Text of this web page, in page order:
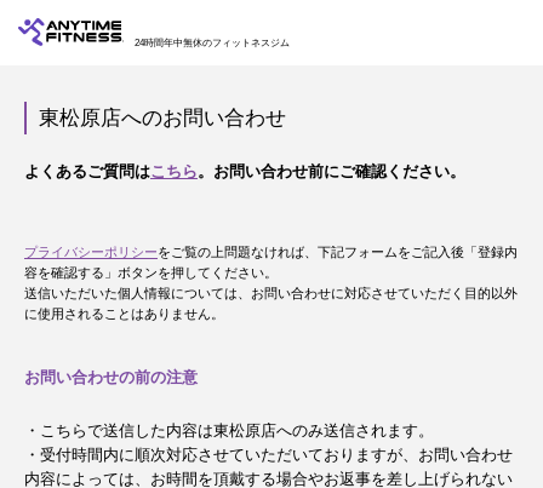
24時間年中無休のフィットネスジム
東松原店へのお問い合わせ
よくあるご質問はこちら。お問い合わせ前にご確認ください。
プライバシーポリシーをご覧の上問題なければ、下記フォームをご記入後「登録内
容を確認する」ボタンを押してください。
送信いただいた個人情報については、お問い合わせに対応させていただく目的以外
に使用されることはありません。
お問い合わせの前の注意
・こちらで送信した内容は東松原店へのみ送信されます。
・受付時間内に順次対応させていただいておりますが、お問い合わせ
内容によっては、お時間を頂戴する場合やお返事を差し上げられない